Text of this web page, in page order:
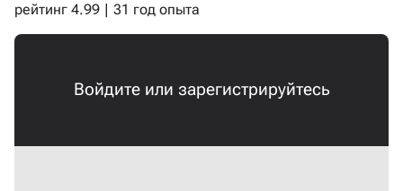
рейтинг 4.99 31 год опыта
Войдите или зарегистрируйтесь